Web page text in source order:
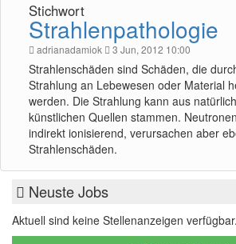
Stichwort
Strahlenpathologie
adrianadamiok 3 Jun, 2012 10:00
Strahlenschäden sind Schäden, die
Strahlung an Lebewesen oder Material
werden. Die Strahlung kann aus
künstlichen Quellen stammen.
indirekt ionisierend, verursachen aber
Strahlenschäden.
Neuste Jobs
Aktuell sind keine Stellenanzeigen verfügbar.